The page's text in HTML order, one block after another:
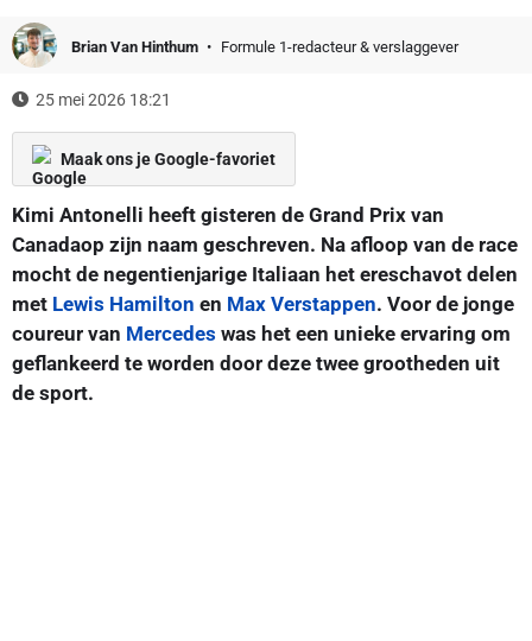
Brian Van Hinthum Formule 1-redacteur & verslaggever
25 mei 2026 18:21
Maak ons je Google-favoriet
Kimi Antonelli heeft gisteren de Grand Prix van
Canadaop zijn naam geschreven. Na afloop van de race
mocht de negentienjarige Italiaan het ereschavot delen
met Lewis Hamilton en Max Verstappen. Voor de jonge
coureur van Mercedes was het een unieke ervaring om
geflankeerd te worden door deze twee grootheden uit
de sport.